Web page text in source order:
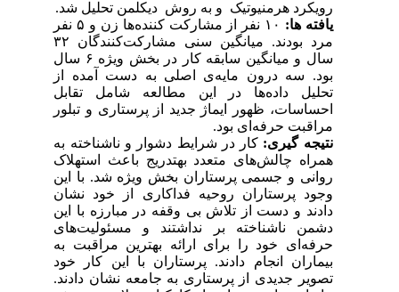
رویکرد هرمنیوتیک و به روش دیکلمن تحلیل شد.
یافته ­ها:
۱۰ نفر از مشارکت کننده‌ها زن و ۵ نفر
مرد بودند. میانگین سنی مشارکت‌کنندگان ۳۲
سال و میانگین سابقه کار در بخش ویژه ۶ سال
بود. سه درون مایه‌‌ی اصلی به دست آمده از
تحلیل داده‌ها در این مطالعه شامل تقابل
احساسات، ظهور ایماژ‌ جدید از پرستاری و تبلور
مراقبت حرفه‌ای بود.
نتیجه­ گیری:کار در شرایط دشوار و ناشناخته به
همراه چالش‌های متعدد به­تدریج باعث استهلاک
روانی و جسمی پرستاران بخش ویژه ‌شد. با این
وجود پرستاران روحیه فداکاری از خود نشان
دادند و دست از تلاش بی وقفه در مبارزه با این
دشمن ناشناخته بر نداشتند و مسئولیت‌های
حرفه‌ای خود را برای ارائه بهترین مراقبت به
بیماران انجام دادند. پرستاران با این کار خود
تصویر جدیدی از پرستاری به جامعه نشان دادند.